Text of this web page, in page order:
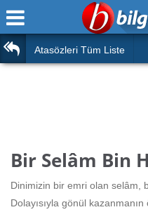
Ana Sayfa
Türk Tarihi & Kültürü
Atasözleri Tüm Liste
Bir Selâm Bin
Dinimizin bir emri olan selâm,
Dolayısıyla gönül kazanmanın